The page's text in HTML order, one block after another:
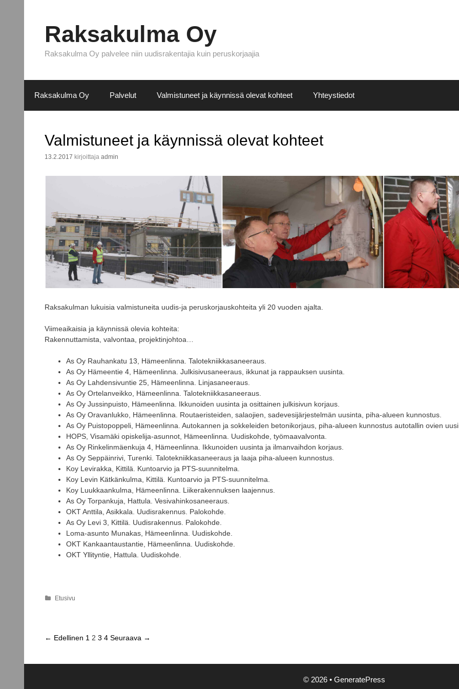
Raksakulma Oy
Raksakulma Oy palvelee niin uudisrakentajia kuin peruskorjaajia
Raksakulma Oy Palvelut Valmistuneet ja käynnissä olevat kohteet Yhteystiedot
Valmistuneet ja käynnissä olevat kohteet
13.2.2017 kirjoittaja admin
Raksakulman lukuisia valmistuneita uudis-ja peruskorjauskohteita yli 20 vuoden ajalta.
Viimeaikaisia ja käynnissä olevia kohteita:
Rakennuttamista, valvontaa, projektinjohtoa…
As Oy Rauhankatu 13, Hämeenlinna. Talotekniikkasaneeraus.
As Oy Hämeentie 4, Hämeenlinna. Julkisivusaneeraus, ikkunat ja rappauksen uusinta.
As Oy Lahdensivuntie 25, Hämeenlinna. Linjasaneeraus.
As Oy Ortelanveikko, Hämeenlinna. Talotekniikkasaneeraus.
As Oy Jussinpuisto, Hämeenlinna. Ikkunoiden uusinta ja osittainen julkisivun korjaus.
As Oy Oravanlukko, Hämeenlinna. Routaeristeiden, salaojien, sadevesijärjestelmän uusinta, piha-alueen kunnostus.
As Oy Puistopoppeli, Hämeenlinna. Autokannen ja sokkeleiden betonikorjaus, piha-alueen kunnostus autotallin ovien
HOPS, Visamäki opiskelija-asunnot, Hämeenlinna. Uudiskohde, työmaavalvonta.
As Oy Rinkelinmäenkuja 4, Hämeenlinna. Ikkunoiden uusinta ja ilmanvaihdon korjaus.
As Oy Seppäinrivi, Turenki. Talotekniikkasaneeraus ja laaja piha-alueen kunnostus.
Koy Levirakka, Kittilä. Kuntoarvio ja PTS-suunnitelma.
Koy Levin Kätkänkulma, Kittilä. Kuntoarvio ja PTS-suunnitelma.
Koy Luukkaankulma, Hämeenlinna. Liikerakennuksen laajennus.
As Oy Torpankuja, Hattula. Vesivahinkosaneeraus.
OKT Anttila, Asikkala. Uudisrakennus. Palokohde.
As Oy Levi 3, Kittilä. Uudisrakennus. Palokohde.
Loma-asunto Munakas, Hämeenlinna. Uudiskohde.
OKT Kankaantaustantie, Hämeenlinna. Uudiskohde.
OKT Yllityntie, Hattula. Uudiskohde.
K
o
Etusivu
A
← Edellinen 1 2 3 4 Seuraava →
© 2026 • GeneratePress